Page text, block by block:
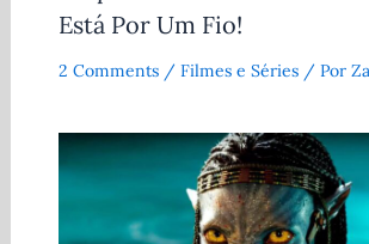
Está Por Um Fio!
2 Comments / Filmes e Séries/ Por